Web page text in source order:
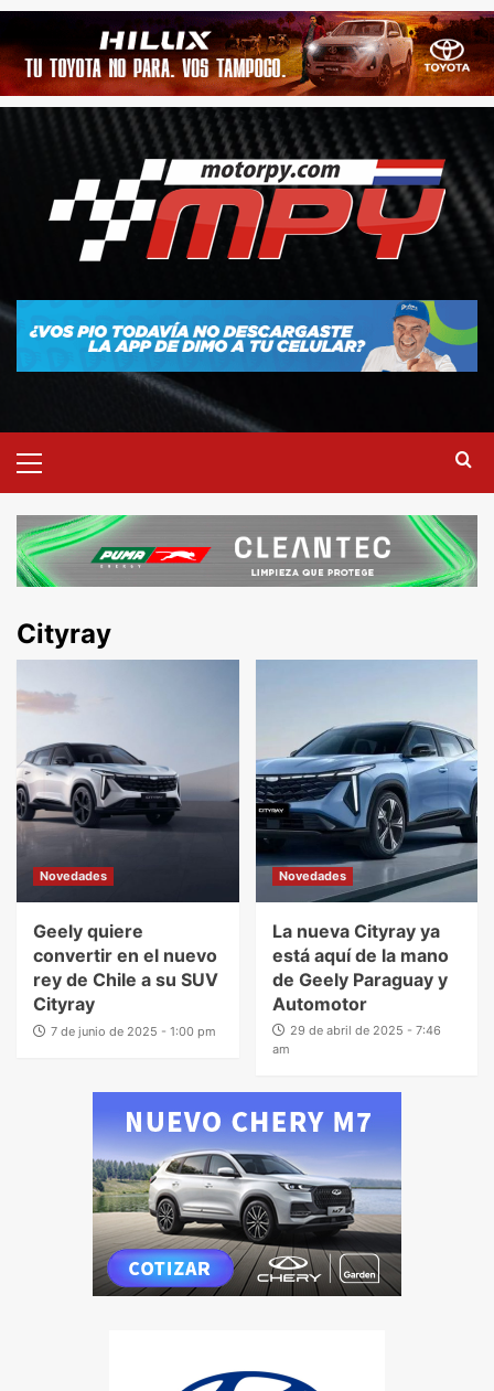
Cityray
Novedades
Geely quiere
convertir en el nuevo
rey de Chile a su SUV
Cityray
7 de junio de 2025 - 1:00 pm
Novedades
La nueva Cityray ya
está aquí de la mano
de Geely Paraguay y
Automotor
29 de abril de 2025 - 7:46
am